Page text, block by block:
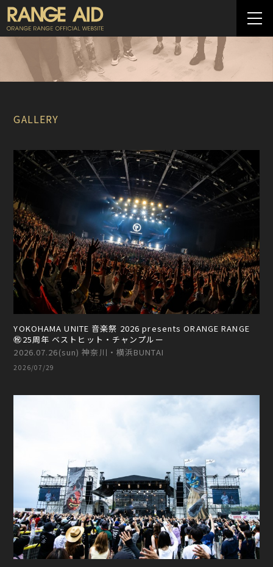
GALLERY
YOKOHAMA UNITE 音楽祭 2026 presents ORANGE RANGE
㊗25周年 ベストヒット・チャンプルー
2026.07.26(sun) 神奈川・横浜BUNTAI
2026/07/29